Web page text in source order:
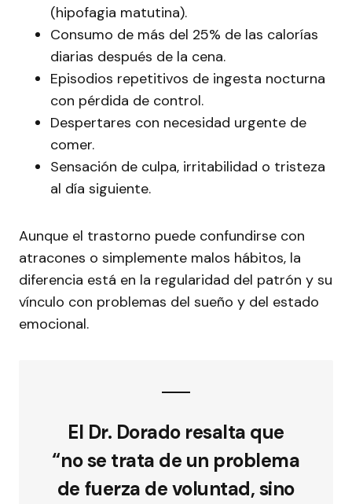
(hipofagia matutina).
Consumo de más del 25% de las calorías
diarias después de la cena.
Episodios repetitivos de ingesta nocturna
con pérdida de control.
Despertares con necesidad urgente de
comer.
Sensación de culpa, irritabilidad o tristeza
al día siguiente.
Aunque el trastorno puede confundirse con
atracones o simplemente malos hábitos, la
diferencia está en la regularidad del patrón y su
vínculo con problemas del sueño y del estado
emocional.
El Dr. Dorado resalta que
“no se trata de un problema
de fuerza de voluntad, sino